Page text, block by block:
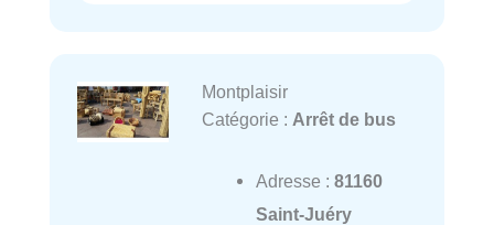
Montplaisir
Catégorie : Arrêt de bus
Adresse : 81160
Saint-Juéry